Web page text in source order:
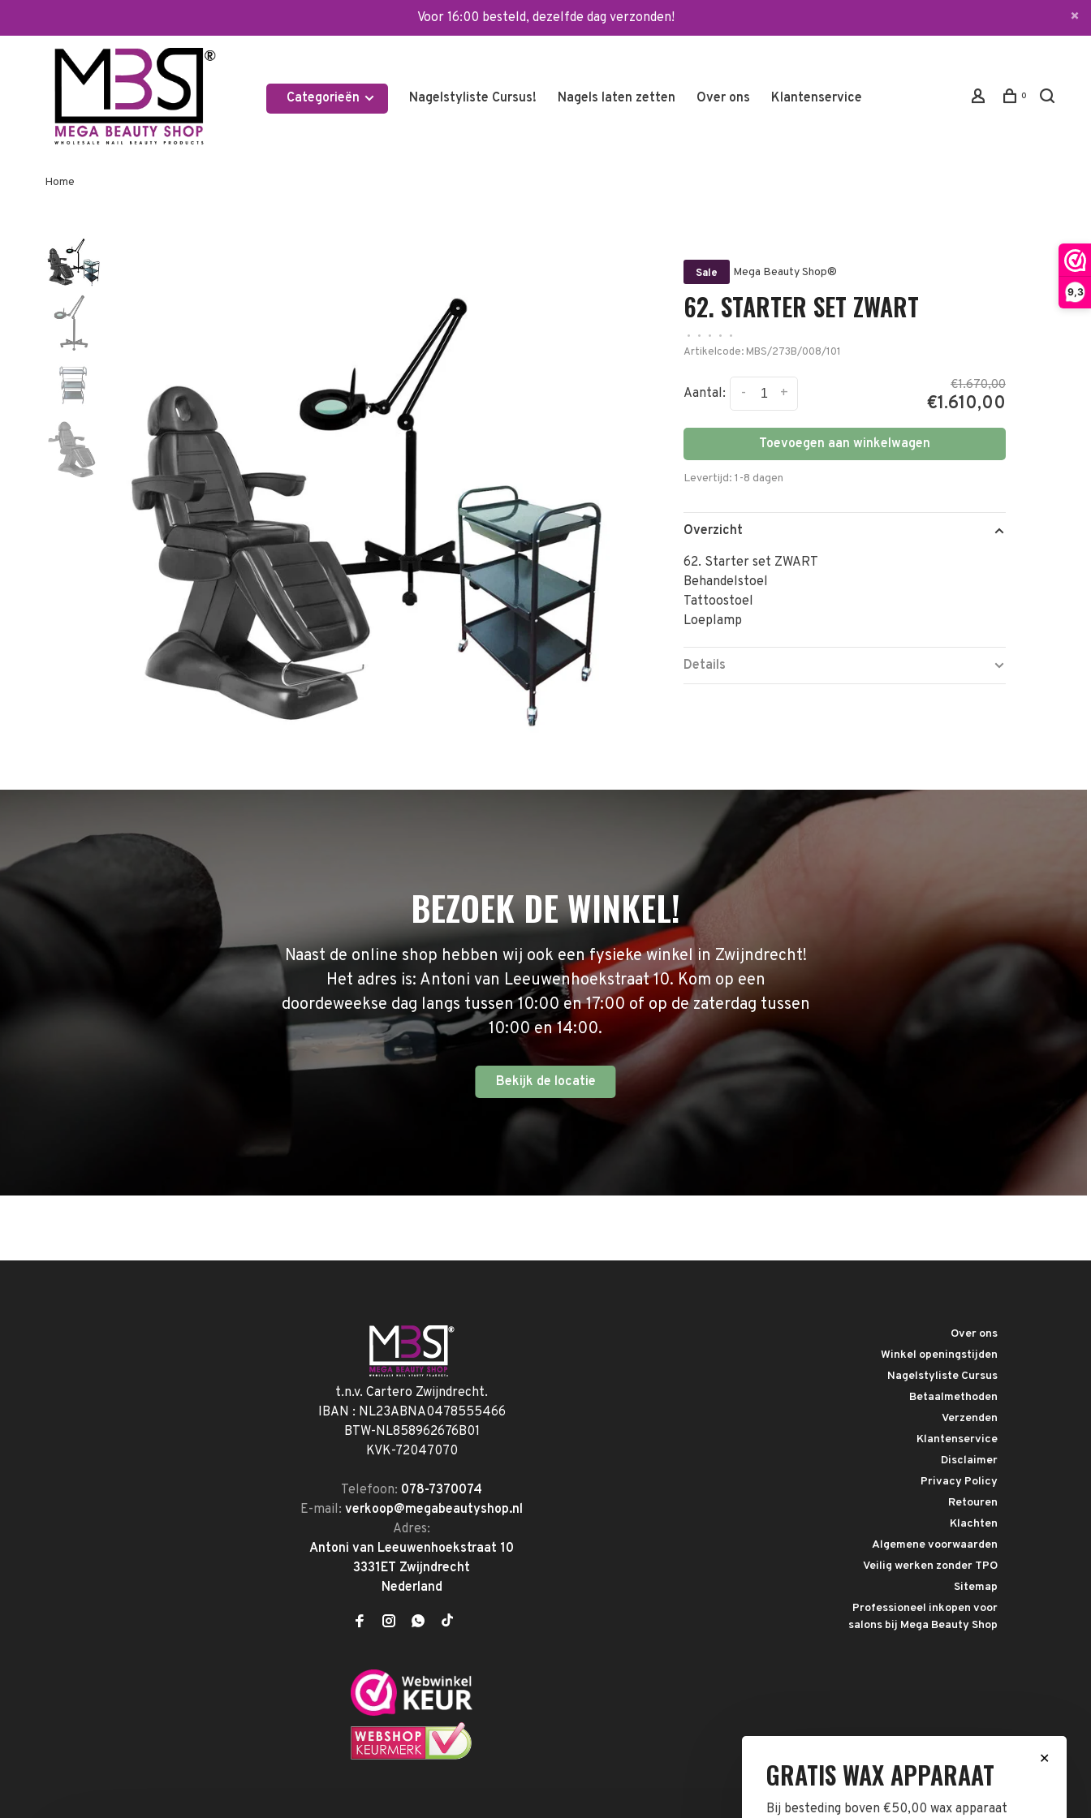
9,3
Voor 16:00 besteld, dezelfde dag verzonden!
Categorieën Nagelstyliste Cursus! Nagels laten zetten Over ons Klantenservice 0
Home
Sale Mega Beauty Shop®
62. STARTER SET ZWART
• • • •
•
Artikelcode: MBS/273B/008/101
Aantal: +
-
€1.670,00
€1.610,00
Toevoegen aan winkelwagen
Levertijd: 1-8 dagen
Overzicht
62. Starter set ZWART
Behandelstoel
Tattoostoel
Loeplamp
Details
BEZOEK DE WINKEL!
Naast de online shop hebben wij ook een fysieke winkel in Zwijndrecht!
Het adres is: Antoni van Leeuwenhoekstraat 10. Kom op een
doordeweekse dag langs tussen 10:00 en 17:00 of op de zaterdag tussen
10:00 en 14:00.
Bekijk de locatie
t.n.v. Cartero Zwijndrecht.
IBAN : NL23ABNA0478555466
BTW-NL858962676B01
KVK-72047070
Telefoon: 078-7370074
E-mail:verkoop@megabeautyshop.nl
Adres:
Antoni van Leeuwenhoekstraat 10
3331ET Zwijndrecht
Nederland
Over ons
Winkel openingstijden
Nagelstyliste Cursus
Betaalmethoden
Verzenden
Klantenservice
Disclaimer
Privacy Policy
Retouren
Klachten
Algemene voorwaarden
Veilig werken zonder TPO
Sitemap
Professioneel inkopen voor
salons bij Mega Beauty Shop
✕
GRATIS WAX APPARAAT
Bij besteding boven €50,00 wax apparaat